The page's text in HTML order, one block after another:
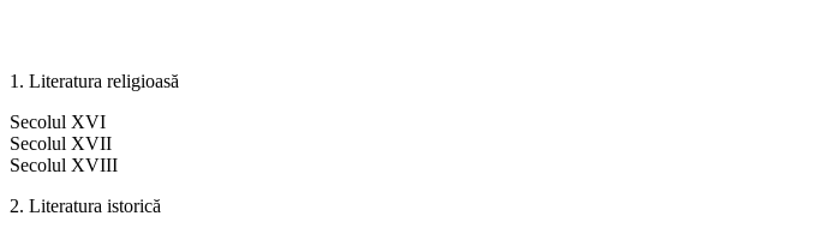
1. Literatura religioasă
Secolul XVI
Secolul XVII
Secolul XVIII
2. Literatura istorică